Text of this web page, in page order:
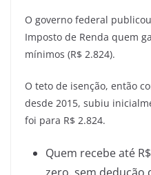
O governo federal
Imposto de Renda quem
mínimos (R$ 2.824).
O teto de isenção, então
desde 2015, subiu
foi para R$ 2.824.
Quem recebe até